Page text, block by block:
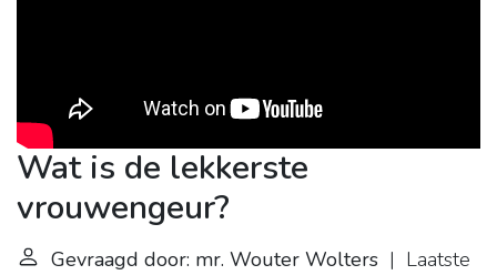
Wat is de lekkerste
vrouwengeur?
Gevraagd door: mr. Wouter Wolters | Laatste